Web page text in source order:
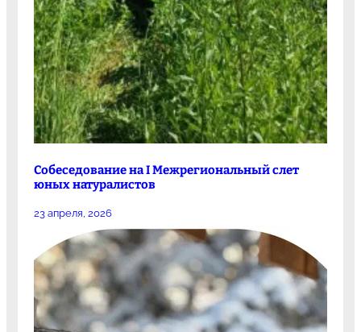
Собеседование на I Межрегиональный слет
юных натуралистов
23 апреля, 2026